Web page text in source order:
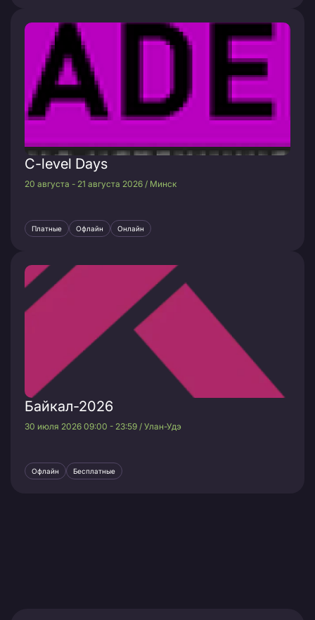
C-level Days
20 августа - 21 августа 2026 / Минск
Платные Офлайн Онлайн
Байкал-2026
30 июля 2026 09:00 - 23:59 / Улан-Удэ
Офлайн Бесплатные